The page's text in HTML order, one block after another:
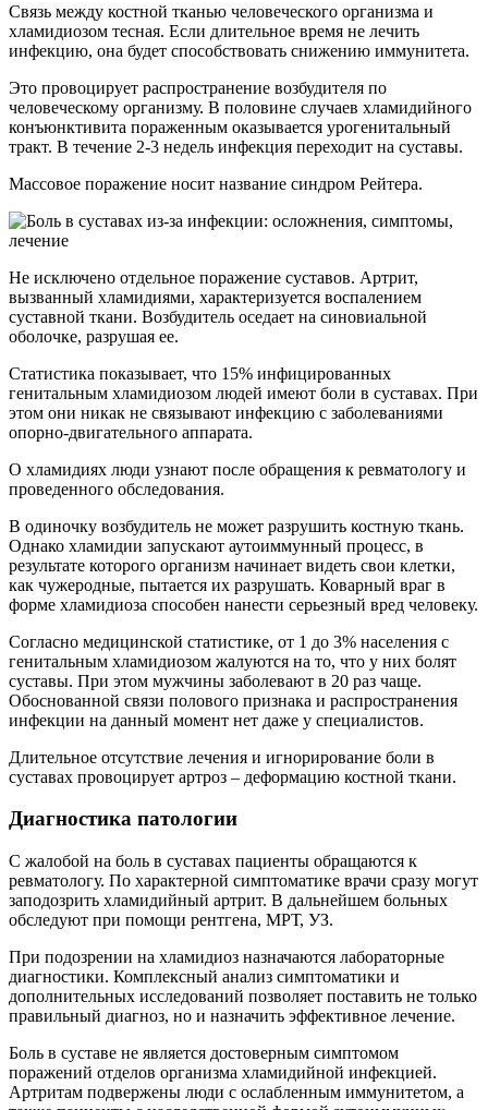
Связь между костной тканью человеческого организма и
хламидиозом тесная. Если длительное время не лечить
инфекцию, она будет способствовать снижению иммунитета.
Это провоцирует распространение возбудителя по
человеческому организму. В половине случаев хламидийного
конъюнктивита пораженным оказывается урогенитальный
тракт. В течение 2-3 недель инфекция переходит на суставы.
Массовое поражение носит название синдром Рейтера.
Не исключено отдельное поражение суставов. Артрит,
вызванный хламидиями, характеризуется воспалением
суставной ткани. Возбудитель оседает на синовиальной
оболочке, разрушая ее.
Статистика показывает, что 15% инфицированных
генитальным хламидиозом людей имеют боли в суставах. При
этом они никак не связывают инфекцию с заболеваниями
опорно-двигательного аппарата.
О хламидиях люди узнают после обращения к ревматологу и
проведенного обследования.
В одиночку возбудитель не может разрушить костную ткань.
Однако хламидии запускают аутоиммунный процесс, в
результате которого организм начинает видеть свои клетки,
как чужеродные, пытается их разрушать. Коварный враг в
форме хламидиоза способен нанести серьезный вред человеку.
Согласно медицинской статистике, от 1 до 3% населения с
генитальным хламидиозом жалуются на то, что у них болят
суставы. При этом мужчины заболевают в 20 раз чаще.
Обоснованной связи полового признака и распространения
инфекции на данный момент нет даже у специалистов.
Длительное отсутствие лечения и игнорирование боли в
суставах провоцирует артроз – деформацию костной ткани.
Диагностика патологии
С жалобой на боль в суставах пациенты обращаются к
ревматологу. По характерной симптоматике врачи сразу могут
заподозрить хламидийный артрит. В дальнейшем больных
обследуют при помощи рентгена, МРТ, УЗ.
При подозрении на хламидиоз назначаются лабораторные
диагностики. Комплексный анализ симптоматики и
дополнительных исследований позволяет поставить не только
правильный диагноз, но и назначить эффективное лечение.
Боль в суставе не является достоверным симптомом
поражений отделов организма хламидийной инфекцией.
Артритам подвержены люди с ослабленным иммунитетом, а